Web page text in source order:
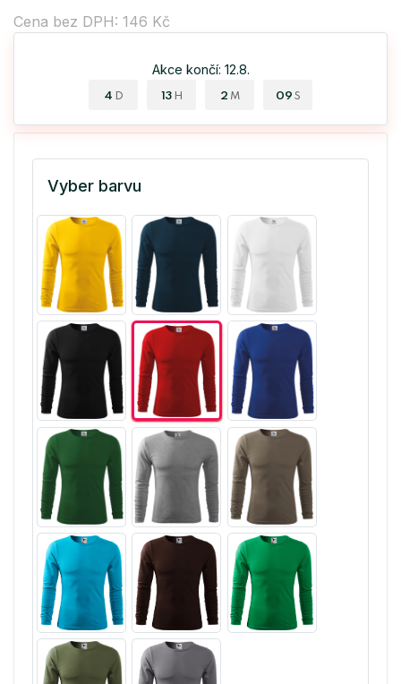
Cena bez DPH: 146 Kč
Akce končí: 12.8.
4 D 13 H 2 M 09 S
Vyber barvu